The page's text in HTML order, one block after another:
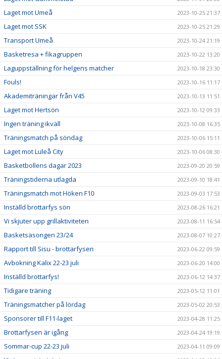
Laget mot Umeå 2023-10-25 21:37
Laget mot SSK 2023-10-25 21:29
Transport Umeå 2023-10-24 21:19
Basketresa + fikagruppen 2023-10-22 13:20
Laguppställning för helgens matcher 2023-10-18 23:30
Fouls! 2023-10-16 11:17
Akademiträningar från V45 2023-10-13 11:51
Laget mot Hertsön 2023-10-12 09:33
Ingen träning ikväll 2023-10-08 16:35
Träningsmatch på söndag 2023-10-06 15:11
Laget mot Luleå City 2023-10-06 08:30
Basketbollens dagar 2023 2023-09-20 20:59
Träningstiderna utlagda 2023-09-10 18:41
Träningsmatch mot Höken F10 2023-09-03 17:53
Inställd brottarfys sön 2023-08-26 16:21
Vi skjuter upp grillaktiviteten 2023-08-11 16:54
Basketsäsongen 23/24 2023-08-07 10:27
Rapport till Sisu - brottarfysen 2023-06-22 09:59
Avbokning Kalix 22-23 juli 2023-06-20 14:00
Inställd brottarfys! 2023-06-12 14:37
Tidigare träning 2023-05-12 11:01
Träningsmatcher på lördag 2023-05-02 20:53
Sponsorer till F11-laget 2023-04-28 11:25
Brottarfysen är igång 2023-04-24 19:19
Sommar-cup 22-23 juli 2023-04-11 09:09